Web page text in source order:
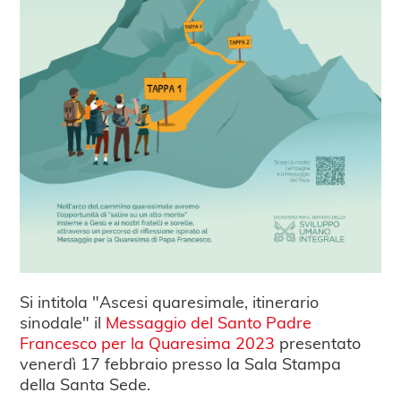
Si intitola "Ascesi quaresimale, itinerario
sinodale" il Messaggio del Santo Padre
Francesco per la Quaresima 2023 presentato
venerdì 17 febbraio presso la Sala Stampa
della Santa Sede.